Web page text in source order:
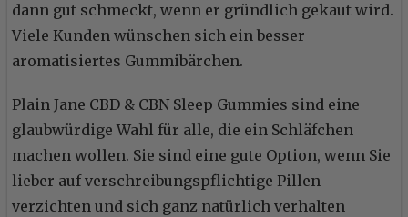
dann gut schmeckt, wenn er gründlich gekaut wird.
Viele Kunden wünschen sich ein besser
aromatisiertes Gummibärchen.
Plain Jane CBD & CBN Sleep Gummies sind eine
glaubwürdige Wahl für alle, die ein Schläfchen
machen wollen. Sie sind eine gute Option, wenn Sie
lieber auf verschreibungspflichtige Pillen
verzichten und sich ganz natürlich verhalten